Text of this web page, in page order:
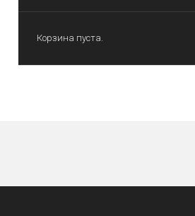
Корзина пуста.